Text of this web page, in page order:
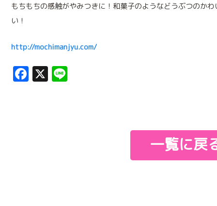
もちもちの感触がやみつきに！和菓子のようなどうぶつのか
い！
http://mochimanjyu.com/
Facebook
X Line
一覧に戻